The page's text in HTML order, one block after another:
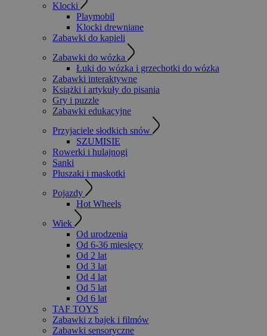
Klocki
Playmobil
Klocki drewniane
Zabawki do kąpieli
Zabawki do wózka
Łuki do wózka i grzechotki do wózka
Zabawki interaktywne
Książki i artykuły do pisania
Gry i puzzle
Zabawki edukacyjne
Przyjaciele słodkich snów
SZUMISIE
Rowerki i hulajnogi
Sanki
Pluszaki i maskotki
Pojazdy
Hot Wheels
Wiek
Od urodzenia
Od 6-36 miesięcy
Od 2 lat
Od 3 lat
Od 4 lat
Od 5 lat
Od 6 lat
TAF TOYS
Zabawki z bajek i filmów
Zabawki sensoryczne